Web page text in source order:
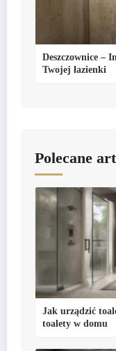
Deszczownice –
Twojej łazienki
Polecane
Jak urządzić
toalety w domu